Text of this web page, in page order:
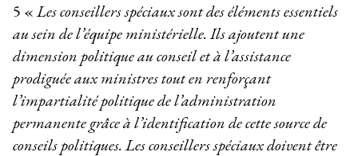
5 «Les conseillers spéciaux sont des éléments essentiels
au sein de l’équipe ministérielle. Ils ajoutent une
dimension politique au conseil et à l’assistance
prodiguée aux ministres tout en renforçant
l’impartialité politique de l’administration
permanente grâce à l’identification de cette source de
conseils politiques. Les conseillers spéciaux doivent être